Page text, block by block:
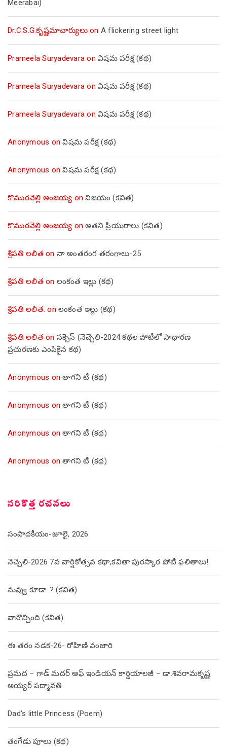
Meerabai)
Dr.C.S.G.కృష్ణమాచార్యులుon A flickering street light
Prameela Suryadevara on విషమ పరీక్ష (క‌థ‌)
Prameela Suryadevara on విషమ పరీక్ష (క‌థ‌)
Prameela Suryadevara on విషమ పరీక్ష (క‌థ‌)
Anonymous onవిషమ పరీక్ష (క‌థ‌)
Anonymous onవిషమ పరీక్ష (క‌థ‌)
కొమురవెల్లి అంజయ్య onవిజయం (కవిత)
కొమురవెల్లి అంజయ్య onఅతని ప్రియురాలు (కవిత)
శ్రీపతి లలిత on నా అంతరంగ తరంగాలు-25
శ్రీపతి లలిత on లంకంత ఇల్లు (కథ)
శ్రీపతి లలిత. on లంకంత ఇల్లు (కథ)
శ్రీపతి లలిత on సక్సెస్ (నెచ్చెలి-2024 కథల పోటీలో సాధారణ
ప్రచురణకు ఎంపికైన కథ)
Anonymous onతాగని టీ (కథ)
Anonymous onతాగని టీ (కథ)
Anonymous onతాగని టీ (కథ)
Anonymous onతాగని టీ (కథ)
సరికొత్త రచనలు
సంపాదకీయం-జూలై, 2026
నెచ్చెలి-2026 7వ వార్షికోత్సవ కథా,కవితా పురస్కార పోటీ ఫలితాలు!
నువ్వు కూడా..? (కవిత)
వానొచ్చింది (కవిత)
ఈ తరం నడక-26- రోహిణి వంజారి
ప్రమద – గాడ్ మదర్ ఆఫ్ ఇండియన్ కార్డియాలజీ – డా.శివరామకృష్ణ
అయ్యర్ పద్మావతి
Dad’s little Princess (Poem)
తంగేడు పూలు (క‌థ‌)